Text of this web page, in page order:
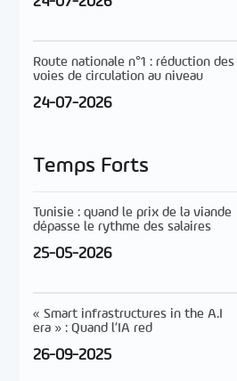
Route nationale n°1 : réduction des
voies de circulation au niveau
24-07-2026
Temps Forts
Tunisie : quand le prix de la viande
dépasse le rythme des salaires
25-05-2026
« Smart infrastructures in the A.I
era » : Quand l’IA red
26-09-2025